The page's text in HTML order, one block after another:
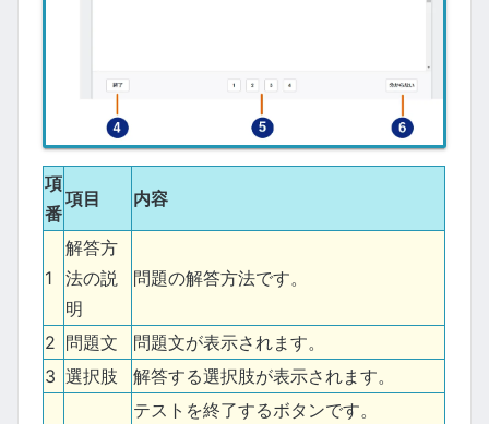
項
番
項目 内容
1
解答方
法の説
明
問題の解答方法です。
2 問題文
問題文が表示されます。
3 選択肢 解答する選択肢が表示されます。
テストを終了するボタンです。